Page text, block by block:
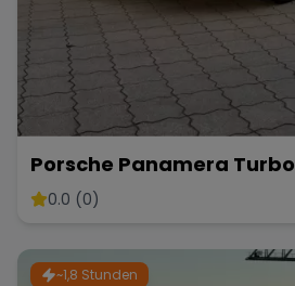
Porsche Panamera Turbo
0.0 (0)
~1,8 Stunden